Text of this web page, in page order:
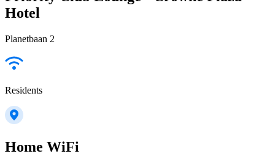
Hotel
Planetbaan 2
Residents
Home WiFi